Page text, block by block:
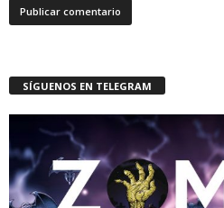
SÍGUENOS EN TELEGRAM